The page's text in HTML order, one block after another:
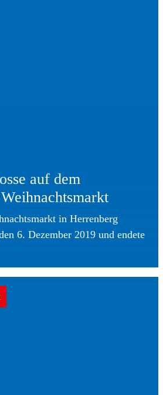
auf dem
in Herrenberg
6. Dezember 2019 und endete